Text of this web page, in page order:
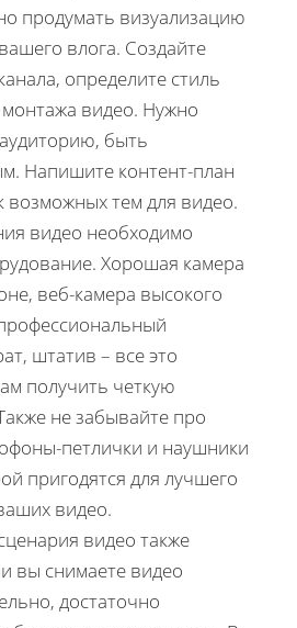
продумать визуализацию
влога. Создайте
определите стиль
видео. Нужно
быть
Напишите контент-план
возможных тем для видео.
видео необходимо
Хорошая камера
веб-камера высокого
штатив – все это
получить четкую
не забывайте про
петлички и наушники
пригодятся для лучшего
видео.
видео также
вы снимаете видео
достаточно